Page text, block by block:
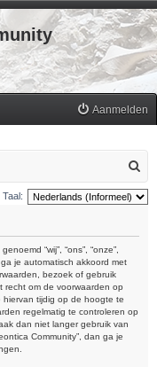
Aanmelden
o
e
Taal:
“wij”, “ons”, “onze”,
ga je automatisch akkoord met
bezoek of gebruik
recht om de voorwaarden op
hiervan tijdig op de hoogte te
regelmatig te controleren op
dan niet langer gebruik van
Community”, dan ga je